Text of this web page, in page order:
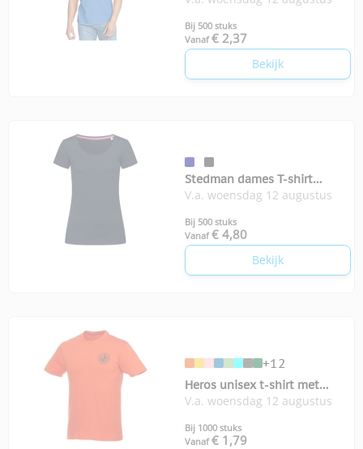
Bij 500 stuks
Vanaf € 2,37
Bekijk
Stedman dames T-shirt
Megan
V.a. woensdag 12 augustus
Bij 500 stuks
Vanaf € 4,80
Bekijk
+12
Heros unisex t-shirt met
korte mouwen
V.a. woensdag 12 augustus
Bij 1000 stuks
Vanaf € 1,79